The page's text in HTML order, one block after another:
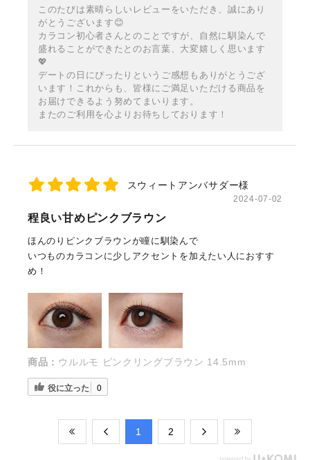
このたびは素晴らしいレビューをいただき、誠にあり
がとうございます😊
カラコン初心者さんとのことですが、自然に馴染んで
盛れることができたとのお言葉、大変嬉しく思います
💖
デートの日にぴったりというご感想もありがとうござ
います！これからも、皆様にご満足いただける商品を
お届けできるよう努めてまいります。
またのご利用を心よりお待ちしております！
スウィートアンバサダー様
2024-07-02
程良い甘めピンクブラウン
ほんのりピンクブラウンが瞳に馴染んで
いつものカラコンに少しアクセントを加えたい人におすす
め！
商品： ウルルモ ピンクリングブラウン 14.5mm
役に立った 0
​1 ​2